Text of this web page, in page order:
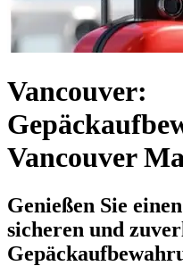
Vancouver:
Vancouver
Genießen Sie
sicheren und